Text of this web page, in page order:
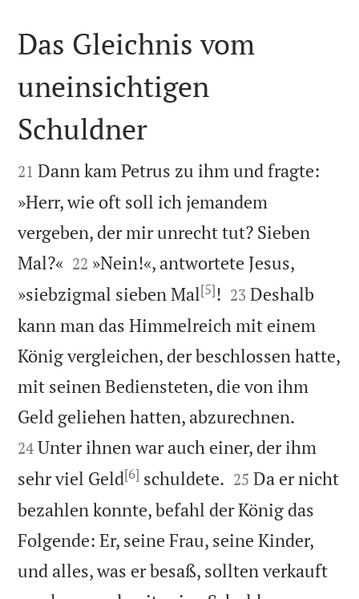

Das Gleichnis vom
uneinsichtigen
Schuldner

21 Dann kam Petrus zu ihm und fragte:
»Herr, wie oft soll ich jemandem
vergeben, der mir unrecht tut? Sieben
Mal?« 

22 »Nein!«, antwortete Jesus,
»siebzigmal sieben Mal[5]! 

23 Deshalb
kann man das Himmelreich mit einem
König vergleichen, der beschlossen hatte,
mit seinen Bediensteten, die von ihm
Geld geliehen hatten, abzurechnen.
24 Unter ihnen war auch einer, der ihm
sehr viel Geld[6] schuldete. 

25 Da er nicht
bezahlen konnte, befahl der König das
Folgende: Er, seine Frau, seine Kinder,
und alles, was er besaß, sollten verkauft